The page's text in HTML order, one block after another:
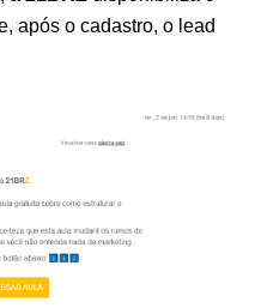
após o cadastro, o lead